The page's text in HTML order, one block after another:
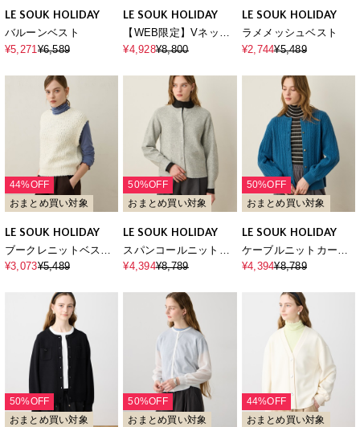
LE SOUK HOLIDAY
バルーンベスト
¥5,271¥6,589
LE SOUK HOLIDAY
【WEB限定】Vネック
ドッキングカーディガ
¥4,928¥8,800
LE SOUK HOLIDAY
ラメメッシュベスト
¥2,744¥5,489
44%OFF
おまとめ買い対象
LE SOUK HOLIDAY
ブークレニットベスト
【ハンドウォッシャブ
¥3,073¥5,489
50%OFF
おまとめ買い対象
LE SOUK HOLIDAY
スパンコールニットカ
ーディガン
¥4,394¥8,789
50%OFF
おまとめ買い対象
LE SOUK HOLIDAY
ケーブルニットカーデ
ィガン
¥4,394¥8,789
50%OFF
おまとめ買い対象
50%OFF
おまとめ買い対象
44%OFF
おまとめ買い対象